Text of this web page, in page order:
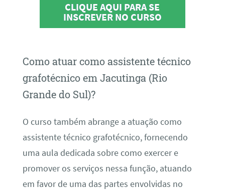
CLIQUE AQUI PARA SE
INSCREVER NO CURSO
Como atuar como assistente técnico
grafotécnico em Jacutinga (Rio
Grande do Sul)?
O curso também abrange a atuação como
assistente técnico grafotécnico, fornecendo
uma aula dedicada sobre como exercer e
promover os serviços nessa função, atuando
em favor de uma das partes envolvidas no